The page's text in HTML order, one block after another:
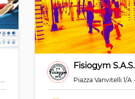
Via Sardegna 2 - Tortoreto Lido - Teramo - 64018
Fisiogym S.A.S.